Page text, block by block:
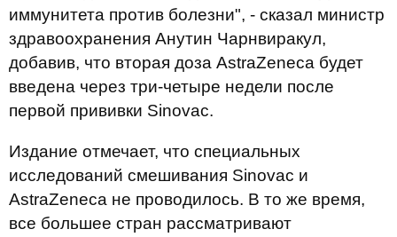
иммунитета против болезни", - сказал министр
здравоохранения Анутин Чарнвиракул,
добавив, что вторая доза AstraZeneca будет
введена через три-четыре недели после
первой прививки Sinovac.
Издание отмечает, что специальных
исследований смешивания Sinovac и
AstraZeneca не проводилось. В то же время,
все большее стран рассматривают